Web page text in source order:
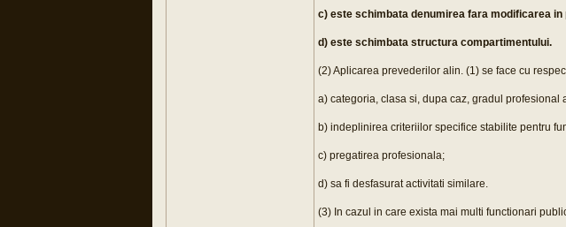
c) este schimbata denumirea fara modificarea
d) este schimbata structura compartimentului.
(2) Aplicarea prevederilor alin. (1) se face cu
a) categoria, clasa si, dupa caz, gradul profesional
b) indeplinirea criteriilor specifice stabilite pentru
c) pregatirea profesionala;
d) sa fi desfasurat activitati similare.
(3) In cazul in care exista mai multi functionari